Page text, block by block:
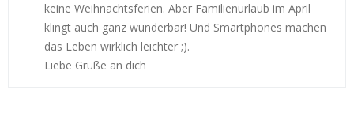
keine Weihnachtsferien. Aber Familienurlaub im April
klingt auch ganz wunderbar! Und Smartphones machen
das Leben wirklich leichter ;).
Liebe Grüße an dich